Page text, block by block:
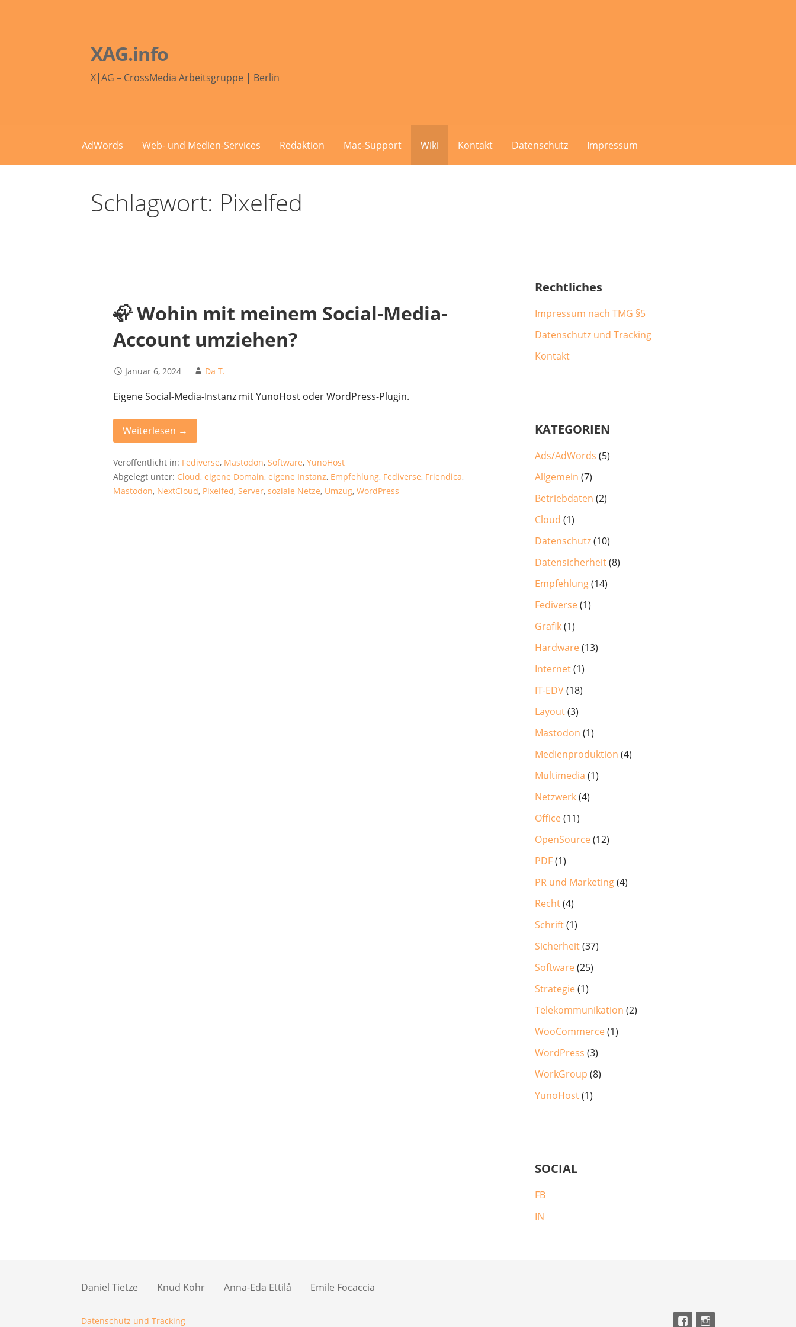
XAG.info
X|AG – CrossMedia Arbeitsgruppe | Berlin
AdWords Web- und Medien-Services Redaktion Mac-Support Wiki Kontakt Datenschutz Impressum
Schlagwort: Pixelfed
🦣 Wohin mit meinem Social-Media-
Account umziehen?
Januar 6, 2024 Da T.
Eigene Social-Media-Instanz mit YunoHost oder WordPress-Plugin.
Weiterlesen →
Veröffentlicht in: Fediverse, Mastodon,Software,YunoHost
Abgelegt unter: Cloud,eigene Domain,eigene Instanz, Empfehlung, Fediverse, Friendica,
Mastodon, NextCloud, Pixelfed,Server,soziale Netze, Umzug,WordPress
Rechtliches
Impressum nach TMG §5
Datenschutz und Tracking
Kontakt
KATEGORIEN
Ads/AdWords (5)
Allgemein (7)
Betriebdaten (2)
Cloud (1)
Datenschutz(10)
Datensicherheit(8)
Empfehlung(14)
Fediverse(1)
Grafik(1)
Hardware(13)
Internet(1)
IT-EDV(18)
Layout(3)
Mastodon (1)
Medienproduktion (4)
Multimedia (1)
Netzwerk(4)
Office(11)
OpenSource(12)
PDF(1)
PR und Marketing(4)
Recht(4)
Schrift(1)
Sicherheit(37)
Software(25)
Strategie(1)
Telekommunikation (2)
WooCommerce(1)
WordPress (3)
WorkGroup (8)
YunoHost(1)
SOCIAL
FB
IN
Daniel Tietze Knud Kohr Anna-Eda Ettilå Emile Focaccia
Datenschutz und Tracking